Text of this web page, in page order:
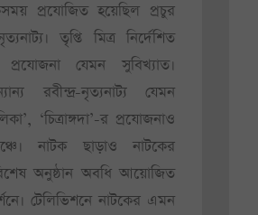
প্রযোজিত হয়েছিল প্রচুর
তৃপ্তি মিত্র নির্দেশিত
প্রযোজনা যেমন সুবিখ্যাত।
রবীন্দ্র-নৃত্যনাট্য যেমন
‘চিত্রাঙ্গদা’-র প্রযোজনাও
নাটক ছাড়াও নাটকের
অনুষ্ঠান অবধি আয়োজিত
টেলিভিশনে নাটকের এমন